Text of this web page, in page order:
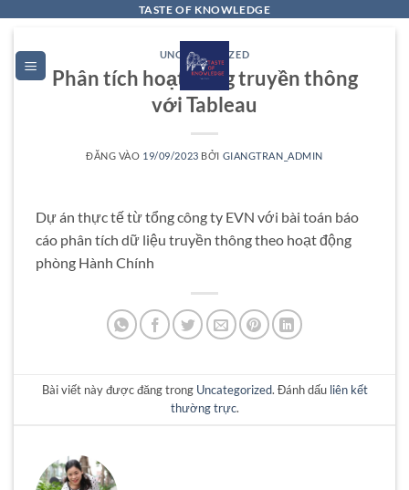
qua
nội
dung
TASTE OF KNOWLEDGE
UNCATEGORIZED
Phân tích hoạt động truyền thông
với Tableau
ĐĂNG VÀO 19/09/2023 BỞI GIANGTRAN_ADMIN
Dự án thực tế từ tổng công ty EVN với bài toán báo
cáo phân tích dữ liệu truyền thông theo hoạt động
phòng Hành Chính
Bài viết này được đăng trong Uncategorized. Đánh dấu liên kết
thường trực.